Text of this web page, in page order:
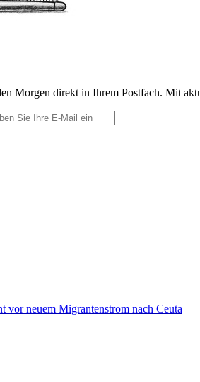
Morgen direkt in Ihrem Postfach. Mit
vor neuem Migrantenstrom nach Ceuta